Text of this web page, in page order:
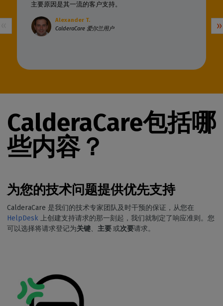
主要原因是其一流的客户支持。
Alexander T.
CalderaCare 爱尔兰用户
CalderaCare包括哪
些内容？
为您的技术问题提供优先支持
CalderaCare 是我们的技术专家团队及时干预的保证，从您在
HelpDesk 上创建支持请求的那一刻起，我们就制定了响应准则。您
可以选择将请求登记为关键、 主要或次要请求。